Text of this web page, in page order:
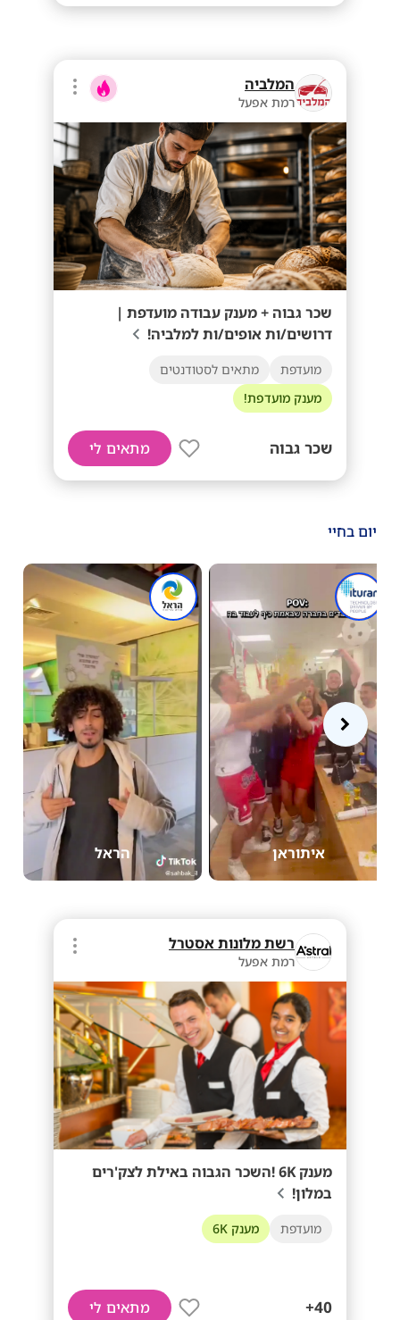
המלביה
רמת אפעל
שכר גבוה + מענק עבודה מועדפת |
דרושים/ות אופים/ות למלביה!
מועדפת
מתאים לסטודנטים
מענק מועדפת!
שכר גבוה מתאים לי
יום בחיי
הראל איתוראן
רשת מלונות אסטרל
רמת אפעל
מענק 6K !השכר הגבוה באילת לצק'רים
במלון!
מועדפת מענק 6K
40+ מתאים לי